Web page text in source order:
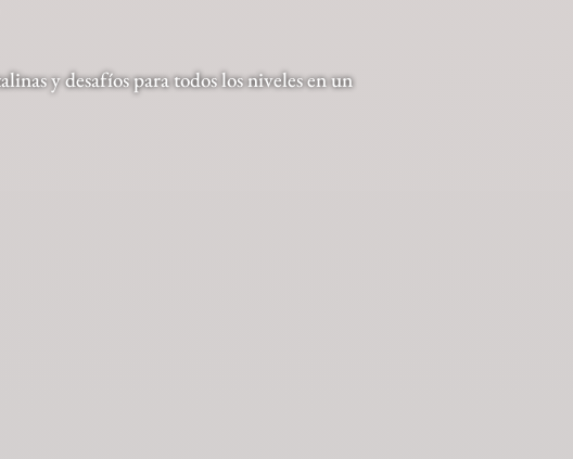
y desafíos para todos los niveles en un